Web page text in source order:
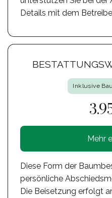
Details mit dem
Inklusive
Mehr
Diese Form der
persönliche
Die Beisetzung erfolgt